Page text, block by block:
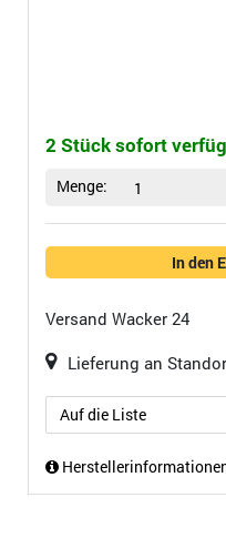
2 Stück sofort
Menge: 1
In den
Versand Wacker 24
Lieferung an
Auf die Liste